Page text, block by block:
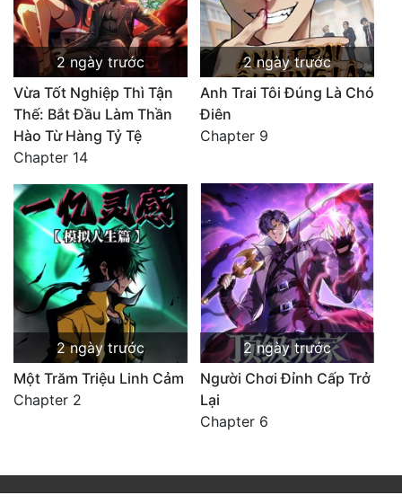
2 ngày trước
Vừa Tốt Nghiệp Thì Tận
Thế: Bắt Đầu Làm Thần
Hào Từ Hàng Tỷ Tệ
Chapter 14
2 ngày trước
Anh Trai Tôi Đúng Là Chó
Điên
Chapter 9
2 ngày trước
Một Trăm Triệu Linh Cảm
Chapter 2
2 ngày trước
Người Chơi Đỉnh Cấp Trở
Lại
Chapter 6